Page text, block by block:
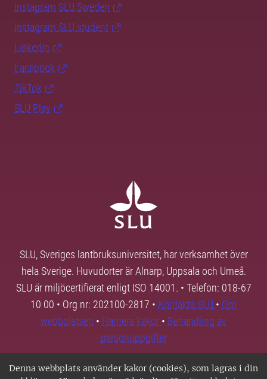
Denna webbplats använder kakor (cookies), som lagras i din
Instagram SLU.Sweden
Instagram SLU.student
LinkedIn
Facebook
TikTok
SLU Play
SLU, Sveriges lantbruksuniversitet, har verksamhet över
hela Sverige. Huvudorter är Alnarp, Uppsala och Umeå.
SLU är miljöcertifierat enligt ISO 14001. • Telefon: 018-67
10 00 • Org nr: 202100-2817 • Kontakta SLU • Om
webbplatsen • Hantera kakor • Behandling av
personuppgifter